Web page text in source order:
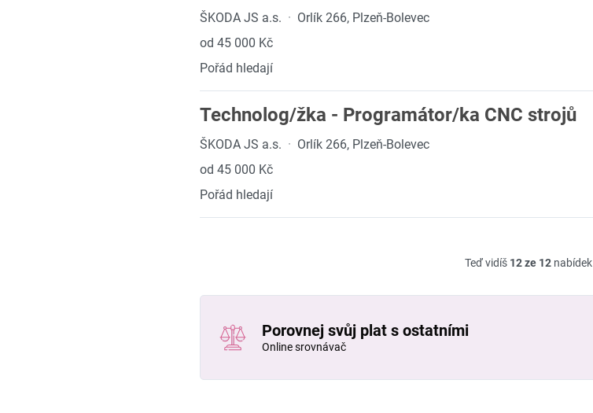
ŠKODA JS a.s. · Orlík 266, Plzeň-Bolevec
od 45 000 Kč
Pořád hledají
Technolog/žka - Programátor/ka CNC strojů
ŠKODA JS a.s. · Orlík 266, Plzeň-Bolevec
od 45 000 Kč
Pořád hledají
Teď vidíš 12 ze 12 nabídek
Porovnej svůj plat s ostatními
Online srovnávač